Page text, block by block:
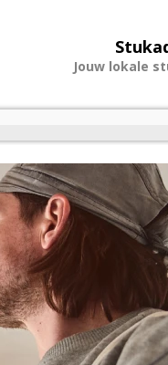
Jouw lokale